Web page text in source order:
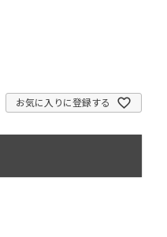
お気に入りに登録する